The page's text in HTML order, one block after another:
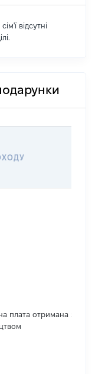
відсутні
плата отримана за